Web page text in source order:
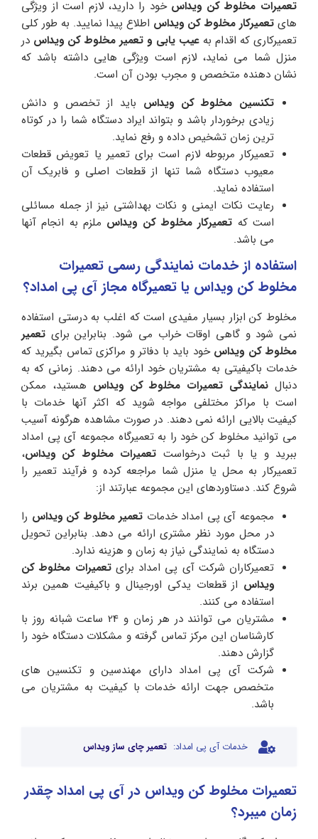
تعمیرات مخلوط کن ویداس خود را دارید، لازم است از ویژگی
های تعمیرکار مخلوط کن ویداس اطلاع پیدا نمایید. به طور کلی
تعمیرکاری که اقدام بهعیب یابی و تعمیر مخلوط کن ویداس در
منزل شما می نماید، لازم است ویژگی هایی داشته باشد که
نشان دهنده متخصص و مجرب بودن آن است.
تکنسین مخلوط کن ویداس باید از تخصص و دانش
زیادی برخوردار باشد و بتواند ایراد دستگاه شما را در کوتاه
ترین زمان تشخیص داده و رفع نماید.
تعمیرکار مربوطه لازم است برای تعمیر یا تعویض قطعات
معیوب دستگاه شما تنها از قطعات اصلی و فابریک آن
استفاده نماید.
رعایت نکات ایمنی و نکات بهداشتی نیز از جمله مسائلی
است که تعمیرکار مخلوط کن ویداس ملزم به انجام آنها
می باشد.
استفاده از خدمات نمایندگی رسمی تعمیرات
مخلوط کن ویداس یا تعمیرگاه مجاز آی پی امداد؟
مخلوط کن ابزار بسیار مفیدی است که اغلب به درستی استفاده
نمی شود و گاهی اوقات خراب می شود. بنابراین برای تعمیر
مخلوط کن ویداس خود باید با دفاتر و مراکزی تماس بگیرید که
خدمات باکیفیتی به مشتریان خود ارائه می دهند. زمانی که به
دنبالنمایندگی تعمیرات مخلوط کن ویداس هستید، ممکن
است با مراکز مختلفی مواجه شوید که اکثر آنها خدمات با
کیفیت بالایی ارائه نمی دهند. در صورت مشاهده هرگونه آسیب
می توانید مخلوط کن خود را به تعمیرگاه مجموعه آی پی امداد
ببرید و یا با ثبت درخواست تعمیرات مخلوط کن ویداس،
تعمیرکار به محل یا منزل شما مراجعه کرده و فرآیند تعمیر را
شروع کند. دستاوردهای این مجموعه عبارتند از:
مجموعه آی پی امداد خدمات تعمیر مخلوط کن ویداس را
در محل مورد نظر مشتری ارائه می دهد. بنابراین تحویل
دستگاه به نمایندگی نیاز به زمان و هزینه ندارد.
تعمیرکاران شرکت آی پی امداد برایتعمیرات مخلوط کن
ویداس از قطعات یدکی اورجینال و باکیفیت همین برند
استفاده می کنند.
مشتریان می توانند در هر زمان و 24 ساعت شبانه روز با
کارشناسان این مرکز تماس گرفته و مشکلات دستگاه خود را
گزارش دهند.
شرکت آی پی امداد دارای مهندسین و تکنسین های
متخصص جهت ارائه خدمات با کیفیت به مشتریان می
باشد.
خدمات آی پی امداد: تعمیر چای ساز ویداس
تعمیرات مخلوط کن ویداس در آی‌ پی امداد چقدر
زمان میبرد؟